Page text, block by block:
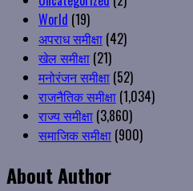
World (19)
अपराध समीक्षा (42)
खेल समीक्षा (21)
मनोरंजन समीक्षा (52)
राजनैतिक समीक्षा (1,034)
राज्य समीक्षा (3,860)
समाजिक समीक्षा (900)
About Author